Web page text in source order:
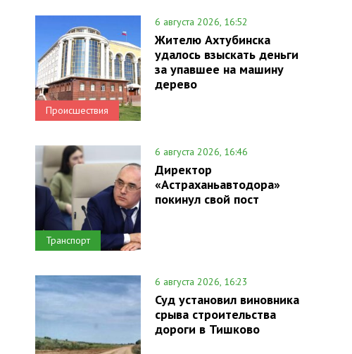
Происшествия
6 августа 2026, 16:52
Жителю Ахтубинска
удалось взыскать деньги
за упавшее на машину
дерево
Транспорт
6 августа 2026, 16:46
Директор
«Астраханьавтодора»
покинул свой пост
6 августа 2026, 16:23
Суд установил виновника
срыва строительства
дороги в Тишково